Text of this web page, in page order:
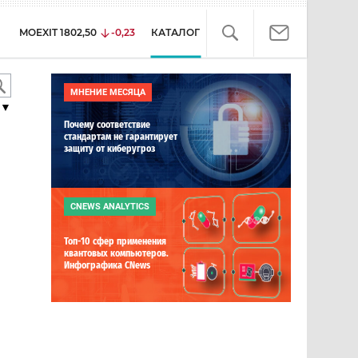
MOEXIT 1802,50 -0,23 КАТАЛОГ
МНЕНИЕ МЕСЯЦА
Почему соответствие
стандартам не гарантирует
защиту от киберугроз
CNEWS ANALYTICS
Топ-10 сфер применения
квантовых компьютеров.
Инфографика CNews